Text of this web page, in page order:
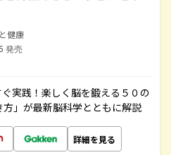
健康
発売
実践！楽しく脳を鍛える５０の
」が最新脳科学とともに解説
詳細を見る